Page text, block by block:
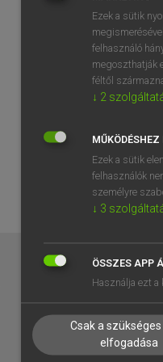
EGYÉNI
TANULÓKNAK
VÁLLALATI MEGOLDÁSOK
Ezek a sütik
felhasználó
megoszthatják
féltől
↓ 2
MŰKÖDÉSHEZ
Ezek a sütik
felhasználók
személyre
↓ 3
ÖSSZES APP
Használja ezt
Csak a
elfogadása